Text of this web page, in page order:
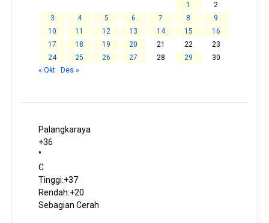
1
2
3
4 5 6 7 8
9
10
11 12 13 14 15
16
17
18 19 20 21 22
23
24
25 26 27 28 29
30
« Okt
Des »
Palangkaraya
+36
°
C
Tinggi:+37
Rendah:+20
Sebagian Cerah